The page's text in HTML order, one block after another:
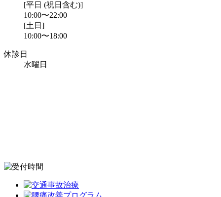
[平日 (祝日含む)]
10:00〜22:00
[土日]
10:00〜18:00
休診日
水曜日